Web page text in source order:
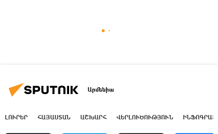
Արմենիա
ԼՈՒՐԵՐ ՀԱՅԱՍՏԱՆ ԱՇԽԱՐՀ ՎԵՐԼՈՒԾՈՒԹՅՈՒՆ